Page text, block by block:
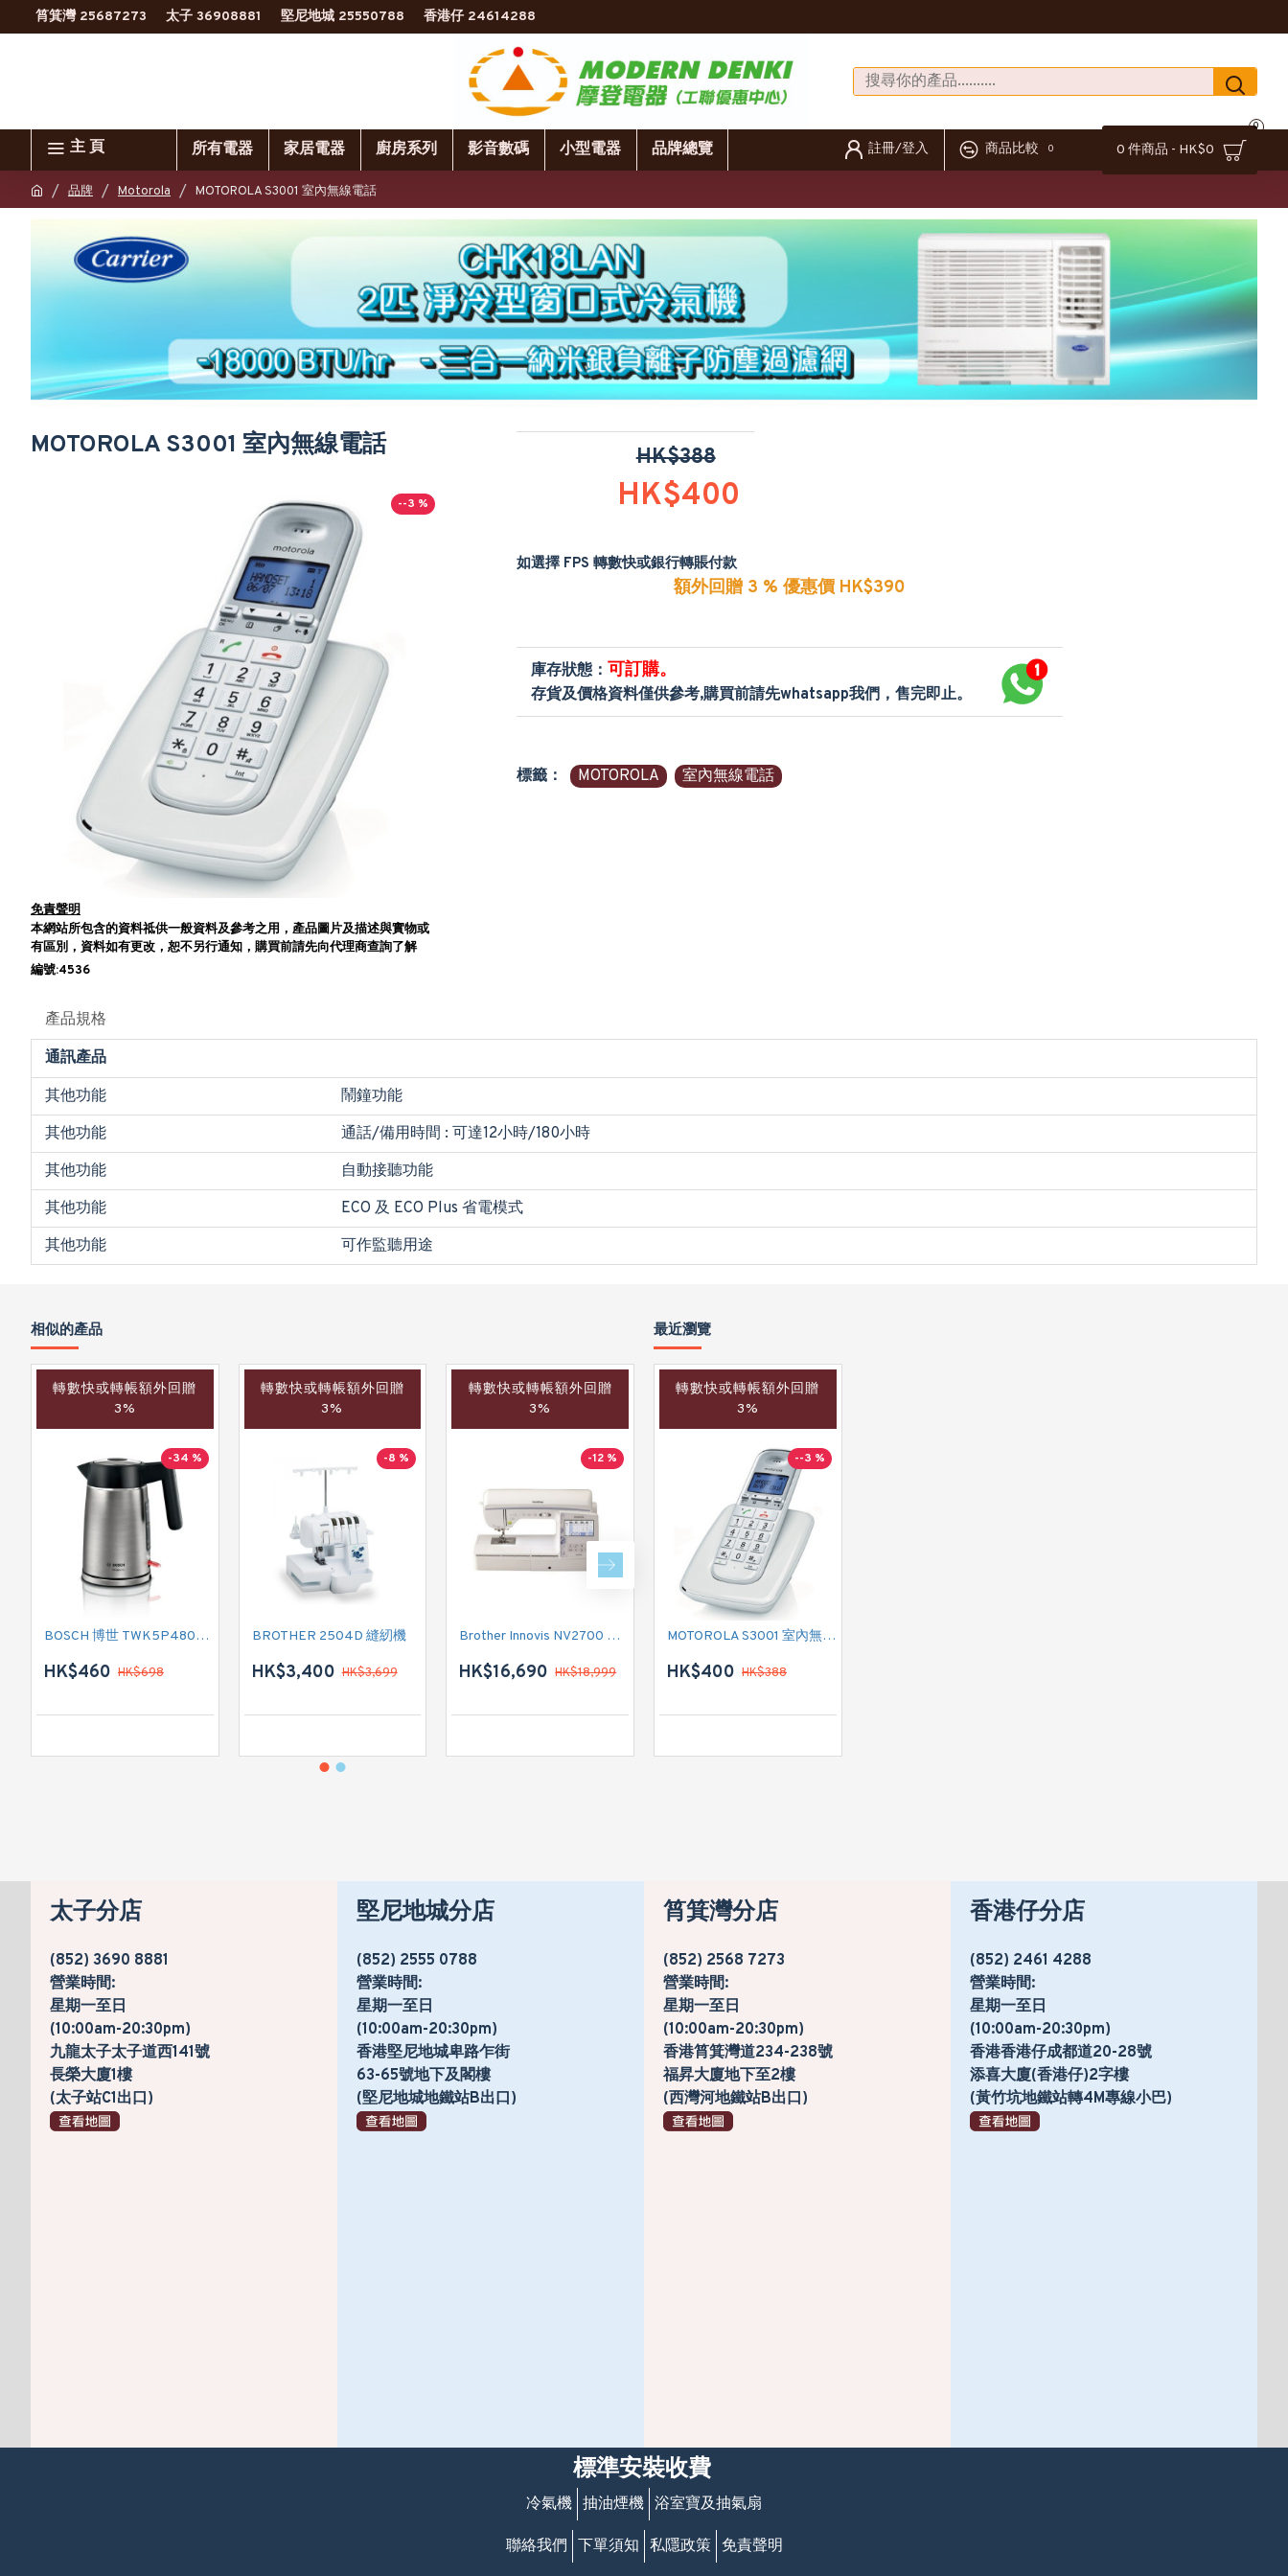
筲箕灣 25687273 太子 36908881 堅尼地城 25550788 香港仔 24614288
主 頁 所有電器 家居電器 廚房系列 影音數碼 小型電器 品牌總覽 註冊/登入 商品比較 0 0 件商品 - HK$0
0
品牌 Motorola MOTOROLA S3001 室內無線電話
MOTOROLA S3001 室內無線電話
--3 %
免責聲明
本網站所包含的資料祗供一般資料及參考之用，產品圖片及描述與實物或
有區別，資料如有更改，恕不另行通知，購買前請先向代理商查詢了解
編號:4536
HK$400
HK$388
如選擇 FPS 轉數快或銀行轉賬付款
額外回贈 3 % 優惠價 HK$390
庫存狀態： 可訂購。
存貨及價格資料僅供參考,購買前請先whatsapp我們，售完即止。
標籤： MOTOROLA 室內無線電話
產品規格
通訊產品
其他功能
鬧鐘功能
其他功能
通話/備用時間 : 可達12小時/180小時
其他功能
自動接聽功能
其他功能
ECO 及 ECO Plus 省電模式
其他功能
可作監聽用途
相似的產品
轉數快或轉帳額外回贈
3%
-34 %
BOSCH 博世 TWK5P480GB 電熱式水壺
HK$460 HK$698
轉數快或轉帳額外回贈
3%
-8 %
BROTHER 2504D 縫紉機
HK$3,400 HK$3,699
轉數快或轉帳額外回贈
3%
-12 %
Brother Innovis NV2700 家用縫紉機
HK$16,690 HK$18,999
轉數快或轉帳額外回贈
3%
-22 %
Brother 家用縫紉機 GS3786K
HK$2,350 HK$2,999
最近瀏覽
轉數快或轉帳額外回贈
3%
--3 %
MOTOROLA S3001 室內無線電話
HK$400 HK$388
太子分店
(852) 3690 8881
營業時間:
星期一至日
(10:00am-20:30pm)
九龍太子太子道西141號
長榮大廈1樓
(太子站C1出口)
堅尼地城分店
(852) 2555 0788
營業時間:
星期一至日
(10:00am-20:30pm)
香港堅尼地城卑路乍街
63-65號地下及閣樓
(堅尼地城地鐵站B出口)
筲箕灣分店
(852) 2568 7273
營業時間:
星期一至日
(10:00am-20:30pm)
香港筲箕灣道234-238號
福昇大廈地下至2樓
(西灣河地鐵站B出口)
香港仔分店
(852) 2461 4288
營業時間:
星期一至日
(10:00am-20:30pm)
香港香港仔成都道20-28號
添喜大廈(香港仔)2字樓
(黃竹坑地鐵站轉4M專線小巴)
標準安裝收費
冷氣機 抽油煙機 浴室寶及抽氣扇
聯絡我們 下單須知 私隱政策 免責聲明